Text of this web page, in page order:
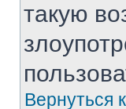
такую
Вернуться